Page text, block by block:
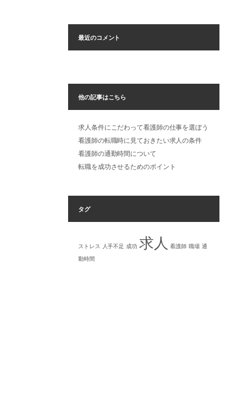
最近のコメント
他の記事はこちら
求人条件にこだわって看護師の仕事を選ぼう
看護師の転職時に見ておきたい求人の条件
看護師の通勤時間について
転職を成功させるためのポイント
タグ
ストレス 人手不足 成功 求人 看護師 職場 通
勤時間